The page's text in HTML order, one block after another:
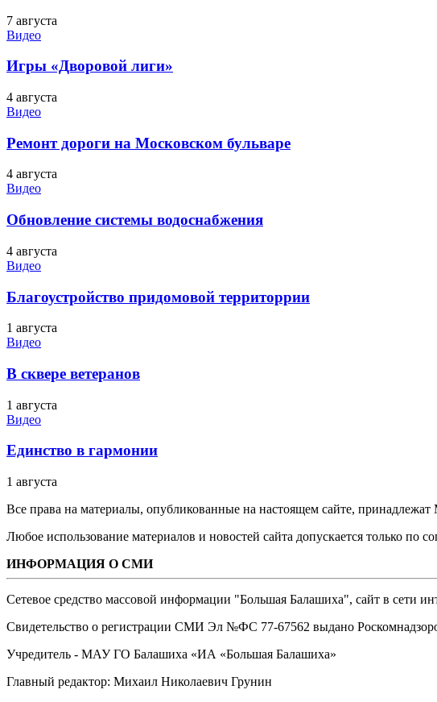
7 августа
Видео
Игры «Дворовой лиги»
4 августа
Видео
Ремонт дороги на Московском бульваре
4 августа
Видео
Обновление системы водоснабжения
4 августа
Видео
Благоустройство придомовой территоррии
1 августа
Видео
В сквере ветеранов
1 августа
Видео
Единство в гармонии
1 августа
Все права на материалы, опубликованные на настоящем сайте,
Любое использование материалов и новостей сайта допускается только по
ИНФОРМАЦИЯ О СМИ
Сетевое средство массовой информации "Большая Балашиха", сайт в сети
Свидетельство о регистрации СМИ Эл №ФС ‎77-67562 выдано
Учредитель - МАУ ГО Балашиха «ИА «Большая Балашиха»
Главный редактор: Михаил Николаевич Грунин